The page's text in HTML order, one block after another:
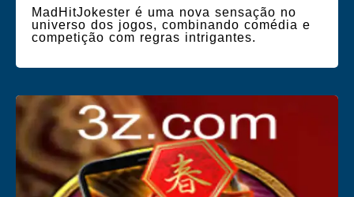
MadHitJokester é uma nova sensação no
universo dos jogos, combinando comédia e
competição com regras intrigantes.